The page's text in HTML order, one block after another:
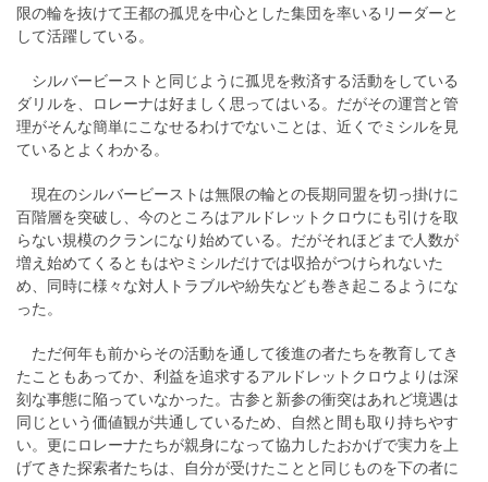
限の輪を抜けて王都の孤児を中心とした集団を率いるリーダーと
して活躍している。
シルバービーストと同じように孤児を救済する活動をしている
ダリルを、ロレーナは好ましく思ってはいる。だがその運営と管
理がそんな簡単にこなせるわけでないことは、近くでミシルを見
ているとよくわかる。
現在のシルバービーストは無限の輪との長期同盟を切っ掛けに
百階層を突破し、今のところはアルドレットクロウにも引けを取
らない規模のクランになり始めている。だがそれほどまで人数が
増え始めてくるともはやミシルだけでは収拾がつけられないた
め、同時に様々な対人トラブルや紛失なども巻き起こるようにな
った。
ただ何年も前からその活動を通して後進の者たちを教育してき
たこともあってか、利益を追求するアルドレットクロウよりは深
刻な事態に陥っていなかった。古参と新参の衝突はあれど境遇は
同じという価値観が共通しているため、自然と間も取り持ちやす
い。更にロレーナたちが親身になって協力したおかげで実力を上
げてきた探索者たちは、自分が受けたことと同じものを下の者に